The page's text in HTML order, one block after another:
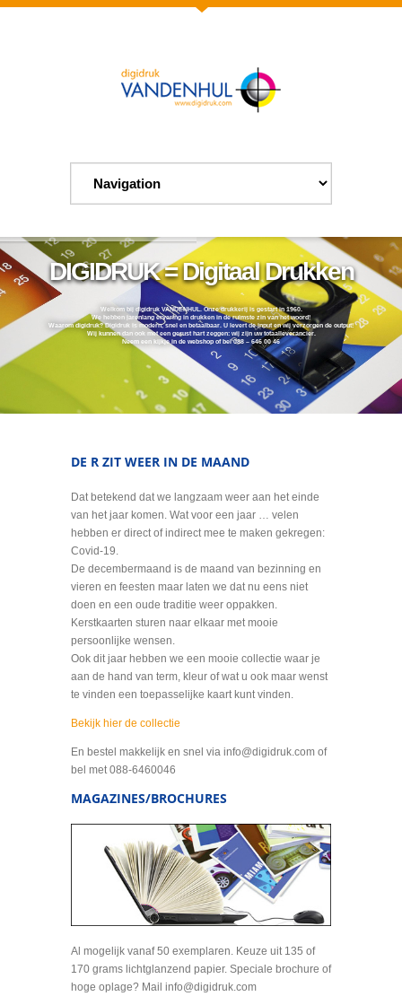
Welkom bij digidruk VANDENHUL. Onze drukkerij is gestart in 1960.
We hebben jarenlang ervaring in drukken in de ruimste zin van het woord!
Waarom digidruk? Digidruk is modern, snel en betaalbaar. U levert de input en wij verzorgen de output!
Wij kunnen dan ook met een gerust hart zeggen: wij zijn uw totaalleverancier.
Neem een kijkje in de webshop of bel 088 – 646 00 46
DIGIDRUK = Digitaal Drukken
DE R ZIT WEER IN DE MAAND
Dat betekend dat we langzaam weer aan het einde
van het jaar komen. Wat voor een jaar … velen
hebben er direct of indirect mee te maken gekregen:
Covid-19.
De decembermaand is de maand van bezinning en
vieren en feesten maar laten we dat nu eens niet
doen en een oude traditie weer oppakken.
Kerstkaarten sturen naar elkaar met mooie
persoonlijke wensen.
Ook dit jaar hebben we een mooie collectie waar je
aan de hand van term, kleur of wat u ook maar wenst
te vinden een toepasselijke kaart kunt vinden.
Bekijk hier de collectie
En bestel makkelijk en snel via info@digidruk.com of
bel met 088-6460046
MAGAZINES/BROCHURES
Al mogelijk vanaf 50 exemplaren. Keuze uit 135 of
170 grams lichtglanzend papier. Speciale brochure of
hoge oplage? Mail info@digidruk.com